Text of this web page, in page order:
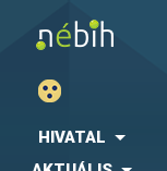
HIVATAL